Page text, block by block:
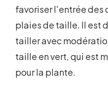
favoriser l'entrée des
plaies de taille. Il est
tailler avec
taille en vert, qui est
pour la plante.